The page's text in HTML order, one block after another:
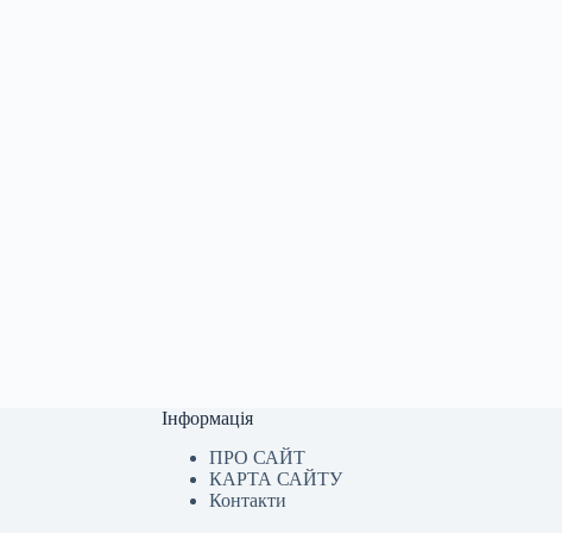
Інформація
ПРО САЙТ
КАРТА САЙТУ
Контакти